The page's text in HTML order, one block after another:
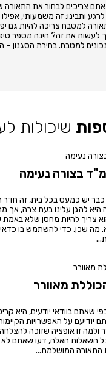
צריכים לבחור את
ותבינו: זה משמעותי,
למטבח צריכה להיות גם
לעשות את זה? הינה מספר
למטבח. בחירת הסגנון –
שיכולות
בצורה נעימה
יש כמעט בכל בית, זה
להגן עלינו בעת צרה, אך מה
צריך להיות מחסן שלא באמת
מה שכן, כדי להשתמש בו
מאוורר
שאתם בוודאי יודעים, היא
יודיעם על האפשרויות
ולמה זו אופציה שזוכה
השאלות האלה, דעו שאתם לא
התאורה המושלמת...